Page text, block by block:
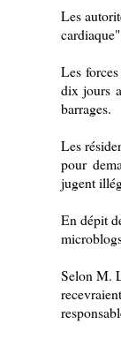
Les
Les
dix jours
barrages.
Les
pour
jugent
En dépit
Selon M.